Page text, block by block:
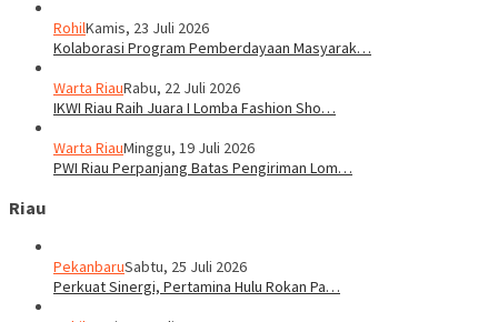
RohilKamis, 23 Juli 2026
Kolaborasi Program Pemberdayaan Masyarak…
Warta RiauRabu, 22 Juli 2026
IKWI Riau Raih Juara I Lomba Fashion Sho…
Warta RiauMinggu, 19 Juli 2026
PWI Riau Perpanjang Batas Pengiriman Lom…
Riau
PekanbaruSabtu, 25 Juli 2026
Perkuat Sinergi, Pertamina Hulu Rokan Pa…